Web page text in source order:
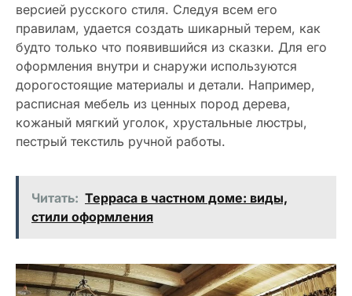
версией русского стиля. Следуя всем его
правилам, удается создать шикарный терем, как
будто только что появившийся из сказки. Для его
оформления внутри и снаружи используются
дорогостоящие материалы и детали. Например,
расписная мебель из ценных пород дерева,
кожаный мягкий уголок, хрустальные люстры,
пестрый текстиль ручной работы.
Читать: Терраса в частном доме: виды,
стили оформления